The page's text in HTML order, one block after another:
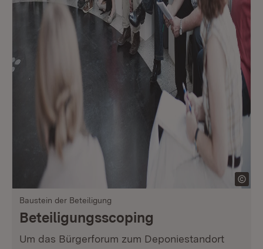
Baustein der Beteiligung
Beteiligungsscoping
Um das Bürgerforum zum Deponiestandort